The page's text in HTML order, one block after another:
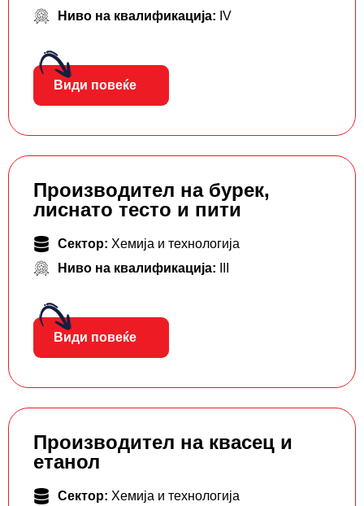
Ниво на квалификација: IV
Види повеќе
Производител на бурек,
лиснато тесто и пити
Сектор: Хемија и технологија
Ниво на квалификација:
Види повеќе
Производител на квасец и
етанол
Сектор: Хемија и технологија